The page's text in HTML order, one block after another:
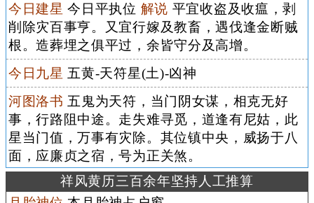
今日建星 今日平执位 解说 平宜收盗及收瘟，剥
削除灾百事亨。又宜行嫁及教畜，遇伐逢金断贼
根。造葬埋之俱平过，余皆守分及高增。
今日九星 五黄-天符星(土)-凶神
河图洛书 五鬼为天符，当门阴女谋，相克无好
事，行路阻中途。走失难寻觅，道逢有尼姑，此
星当门值，万事有灾除。其位镇中央，威扬于八
面，应廉贞之宿，号为正关煞。
祥风黄历三百余年坚持人工推算